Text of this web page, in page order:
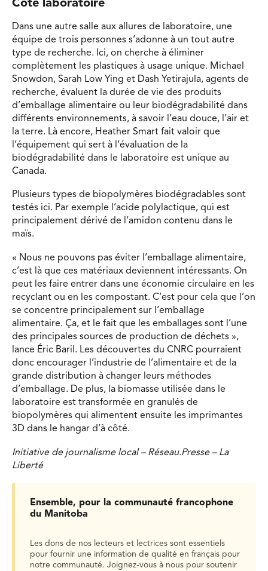
Côté laboratoire
Dans une autre salle aux allures de laboratoire, une
équipe de trois personnes s’adonne à un tout autre
type de recherche. Ici, on cherche à éliminer
complètement les plastiques à usage unique. Michael
Snowdon, Sarah Low Ying et Dash Yetirajula, agents de
recherche, évaluent la durée de vie des produits
d’emballage alimentaire ou leur biodégradabilité dans
différents environnements, à savoir l’eau douce, l’air et
la terre. Là encore, Heather Smart fait valoir que
l’équipement qui sert à l’évaluation de la
biodégradabilité dans le laboratoire est unique au
Canada.
Plusieurs types de biopolymères biodégradables sont
testés ici. Par exemple l’acide polylactique, qui est
principalement dérivé de l’amidon contenu dans le
maïs.
« Nous ne pouvons pas éviter l’emballage alimentaire,
c’est là que ces matériaux deviennent intéressants. On
peut les faire entrer dans une économie circulaire en les
recyclant ou en les compostant. C’est pour cela que l’on
se concentre principalement sur l’emballage
alimentaire. Ça, et le fait que les emballages sont l’une
des principales sources de production de déchets »,
lance Éric Baril. Les découvertes du CNRC pourraient
donc encourager l’industrie de l’alimentaire et de la
grande distribution à changer leurs méthodes
d’emballage. De plus, la biomasse utilisée dans le
laboratoire est transformée en granulés de
biopolymères qui alimentent ensuite les imprimantes
3D dans le hangar d’à côté.
Initiative de journalisme local – Réseau.Presse – La
Liberté
Ensemble, pour la communauté francophone
du Manitoba
Les dons de nos lecteurs et lectrices sont essentiels
pour fournir une information de qualité en français pour
notre communauté. Joignez-vous à nous pour soutenir